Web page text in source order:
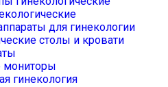
для гинекологии
столы и кровати
мониторы
гинекология